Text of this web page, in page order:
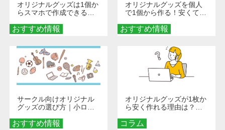
おすすめ情報
オリジナルグッズは1個か
らスマホで作成できる！
くなる巾着＆ポーチ活用
術
おすすめ情報
オリジナルグッズを個人
で1個から作る！安くて簡
秘訣
おすすめ情報
サークル向けオリジナル
グッズの選び方｜小ロッ
める秘訣
コラム
オリジナルグッズが1枚か
ら安く作れる理由は？オ
とメリットを解説